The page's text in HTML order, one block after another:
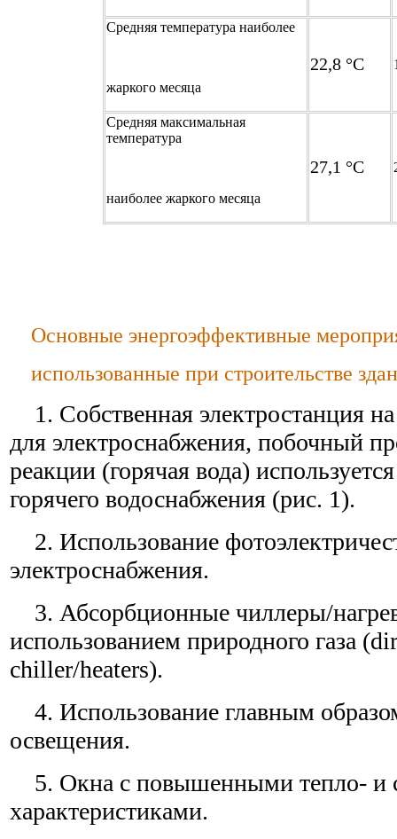
Средняя температура наиболее
жаркого месяца
22,8 °С
Средняя максимальная
температура
наиболее жаркого месяца
27,1 °С
Основные энергоэффективные
использованные при строительстве
1. Собственная электростанция
для электроснабжения, побочный
реакции (горячая вода)
горячего водоснабжения (рис. 1).
2. Использование
электроснабжения.
3. Абсорбционные чиллеры/
использованием природного газа
chiller/heaters).
4. Использование главным
освещения.
5. Окна с повышенными тепло- и
характеристиками.